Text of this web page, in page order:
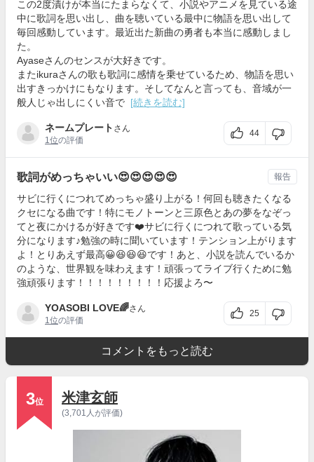
この2度漬けが本当にたまらなくて、小説やアニメを見ている途
中に歌詞を思い出し、曲を聴いている最中に物語を思い出して
毎回感動しています。最近出た新曲の勇者も本当に感動しまし
た。
Ayaseさんのセンスが大好きです。
またikuraさんの歌も歌詞に感情を乗せているため、物語を思い
出すきっかけにもなります。そしてなんと言っても、音域が一
般人じゃ出しにくい音で [続きを読む]
ネームプレート さん
1位の評価
44
歌詞がめっちゃいい😍😍😍😍😍
サビに行くにつれてめっちゃ盛り上がる！何回も聴きたくなる
クセになる曲です！特にモノトーンと三原色とあの夢をなぞっ
てと夜にかけるが好きです❤️サビに行くにつれて歌っている気
分になります♪勉強の時に聞いています！テンション上がります
よ！とりあえず最高😀😆😆😆です！あと、小説を読んでいるか
のような、世界観を味わえます！頑張ってライブ行くために勉
強頑張ります！！！！！！！！！応援よろ〜
YOASOBI LOVE🌈さん
1位の評価
25
報告
コメントをもっと読む
3位 米津玄師
(3,701人が評価)